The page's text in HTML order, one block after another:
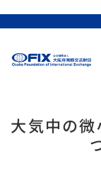
大気中の